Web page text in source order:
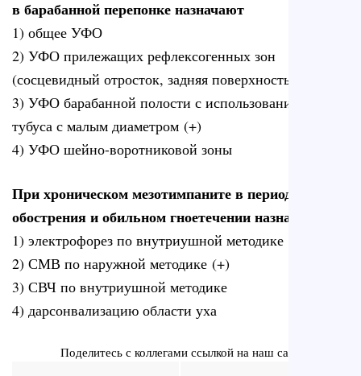
в барабанной перепонке назначают
1) общее УФО
2) УФО прилежащих рефлексогенных зон
(сосцевидный отросток, задняя поверхность шеи)
3) УФО барабанной полости с использованием
тубуса с малым диаметром (+)
4) УФО шейно-воротниковой зоны
При хроническом мезотимпаните в период
обострения и обильном гноетечении назначают
1) электрофорез по внутриушной методике
2) СМВ по наружной методике (+)
3) СВЧ по внутриушной методике
4) дарсонвализацию области уха
Поделитесь с коллегами ссылкой на наш сайт